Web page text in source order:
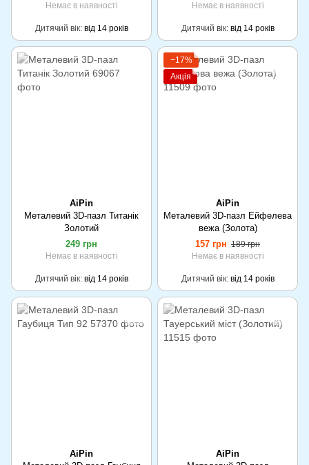
Немає в наявності
Дитячий вік від 14 років
Немає в наявності
Дитячий вік від 14 років
AiPin
Металевий 3D-пазл Титанік
Золотий
249 грн
Немає в наявності
Дитячий вік від 14 років
−17%
Акція
AiPin
Металевий 3D-пазл Ейфелева
вежа (Золота)
157 грн 189 грн
Немає в наявності
Дитячий вік від 14 років
AiPin
AiPin